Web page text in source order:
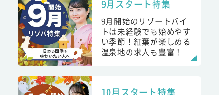
9月スタート特集
9月開始のリゾートバイ
トは未経験でも始めやす
い季節！紅葉が楽しめる
温泉地の求人も豊富！
10月スタート特集